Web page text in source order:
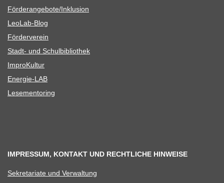
Förderangebote/​​Inklusion
Leo­Lab-Blog
För­der­ver­ein
Stadt- und Schulbibliothek
Impro­Kul­tur
Ener­­gie-LAB
Lese­men­to­ring
IMPRESSUM, KONTAKT UND RECHTLICHE HINWEISE
Sekre­ta­riate und Verwaltung